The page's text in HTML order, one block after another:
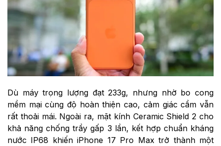
Dù máy trọng lượng đạt 233g, nhưng nhờ bo cong
mềm mại cùng độ hoàn thiện cao, cảm giác cầm vẫn
rất thoải mái. Ngoài ra, mặt kính Ceramic Shield 2 cho
khả năng chống trầy gấp 3 lần, kết hợp chuẩn kháng
nước IP68 khiến iPhone 17 Pro Max trở thành một